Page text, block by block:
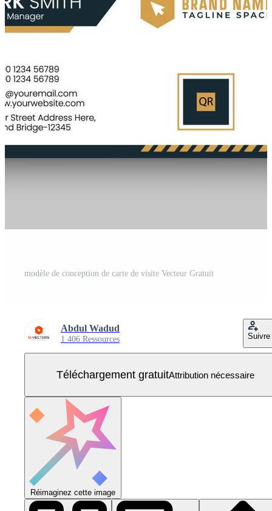
modèle de conception de carte de visite Vecteur Gratuit
Abdul Wadud
1 406 Ressources Suivre
Téléchargement gratuitAttribution nécessaire
Réimaginez cette image